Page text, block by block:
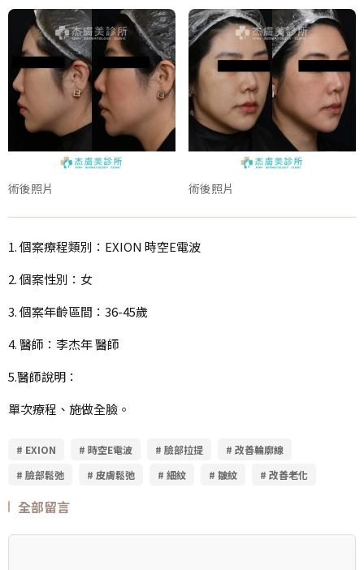
術後照片 術後照片
1. 個案療程類別：EXION 時空E電波
2. 個案性別：女
3. 個案年齡區間：36-45歲
4. 醫師：李杰年 醫師
5.醫師說明：
單次療程、施做全臉。
# EXION # 時空E電波 # 臉部拉提
# 改善輪廓線
# 臉部鬆弛
# 皮膚鬆弛 # 細紋 # 皺紋 # 改善老化
全部留言